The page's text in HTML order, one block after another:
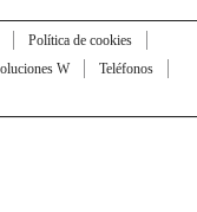
Política de cookies
W
Teléfonos